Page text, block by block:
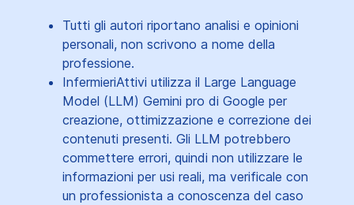
Tutti gli autori riportano analisi e opinioni
personali, non scrivono a nome della
professione.
InfermieriAttivi utilizza il Large Language
Model (LLM) Gemini pro di Google per
creazione, ottimizzazione e correzione dei
contenuti presenti. Gli LLM potrebbero
commettere errori, quindi non utilizzare le
informazioni per usi reali, ma verificale con
un professionista a conoscenza del caso